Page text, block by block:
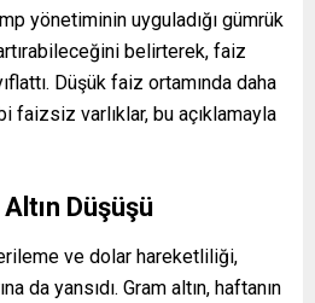
yönetiminin uyguladığı gümrük
belirterek, faiz
Düşük faiz ortamında daha
faizsiz varlıklar, bu açıklamayla
Düşüşü
ve dolar hareketliliği,
da yansıdı. Gram altın, haftanın